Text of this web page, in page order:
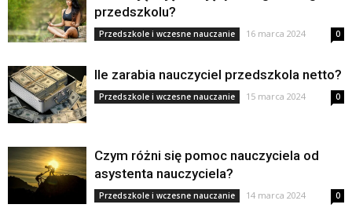
przedszkolu?
Przedszkole i wczesne nauczanie 16 marca 2024 0
Ile zarabia nauczyciel przedszkola netto?
Przedszkole i wczesne nauczanie 15 marca 2024 0
Czym różni się pomoc nauczyciela od
asystenta nauczyciela?
Przedszkole i wczesne nauczanie 14 marca 2024 0